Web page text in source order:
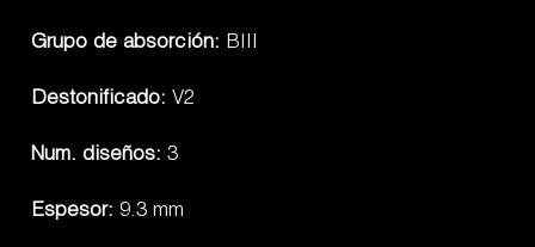
Grupo de absorción: BIII
Destonificado: V2
Num. diseños: 3
Espesor: 9.3 mm